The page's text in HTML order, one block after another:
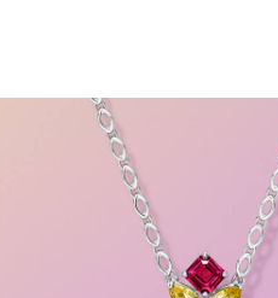
ンストン・カレイドスコープ・
ク、オレンジ、ライラックの